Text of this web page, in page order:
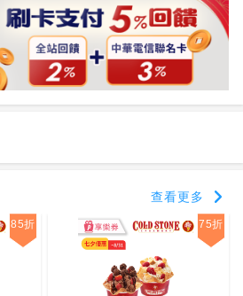
查看更多
85折 75折